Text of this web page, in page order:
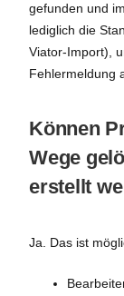
gefunden und
lediglich die
Viator-Import),
Fehlermeldung
Können
Wege
erstellt
Ja. Das ist